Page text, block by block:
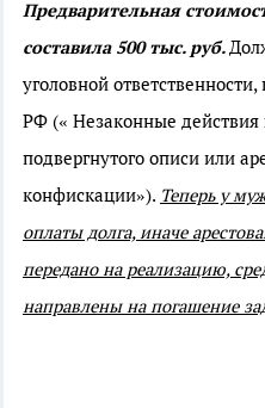
Предварительная
составила 500 тыс. руб.
уголовной
РФ (« Незаконные
подвергнутого описи или
конфискации»). Теперь у
оплаты долга, иначе
передано на реализацию,
направлены на погашение